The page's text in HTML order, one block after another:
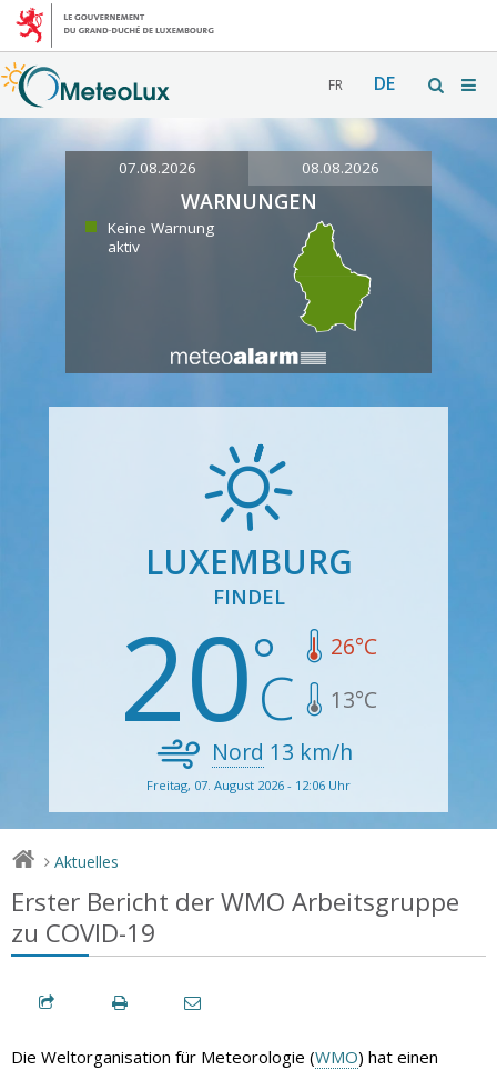
FR DE
07.08.2026 08.08.2026
WARNUNGEN
Keine Warnung
aktiv
LUXEMBURG
FINDEL
20 26°C
13°C
Nord 13 km/h
Freitag, 07. August 2026 - 12:06 Uhr
> Aktuelles
Erster Bericht der WMO Arbeitsgruppe
zu COVID-19
Die Weltorganisation für Meteorologie (WMO) hat einen